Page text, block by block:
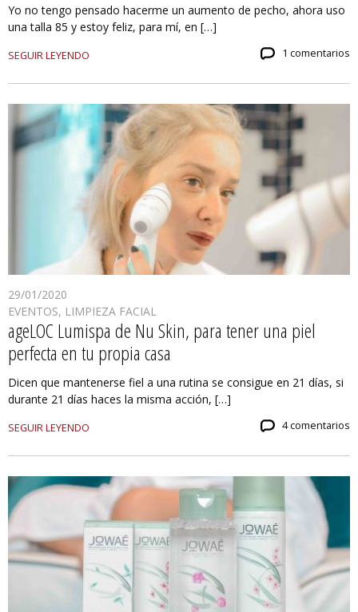
Yo no tengo pensado hacerme un aumento de pecho, ahora uso
una talla 85 y estoy feliz, para mí, en […]
SEGUIR LEYENDO 1 comentarios
29/01/2020
EVENTOS, LIMPIEZA FACIAL
ageLOC Lumispa de Nu Skin, para tener una piel
perfecta en tu propia casa
Dicen que mantenerse fiel a una rutina se consigue en 21 días, si
durante 21 días haces la misma acción, […]
SEGUIR LEYENDO 4 comentarios